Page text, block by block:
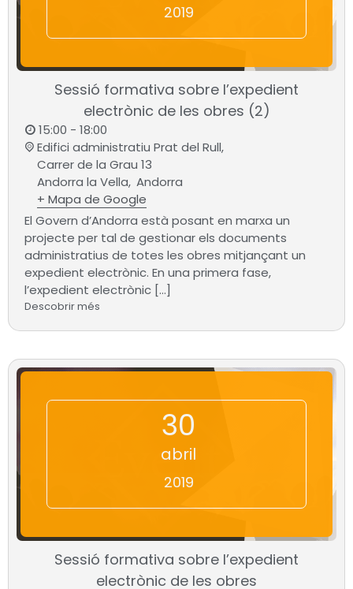
2019
Sessió formativa sobre l’expedient
electrònic de les obres (2)
15:00 - 18:00
Edifici administratiu Prat del Rull,
Carrer de la Grau 13
Andorra la Vella, Andorra
+ Mapa de Google
El Govern d’Andorra està posant en marxa un
projecte per tal de gestionar els documents
administratius de totes les obres mitjançant un
expedient electrònic. En una primera fase,
l’expedient electrònic […]
Descobrir més
30
abril
2019
Sessió formativa sobre l’expedient
electrònic de les obres